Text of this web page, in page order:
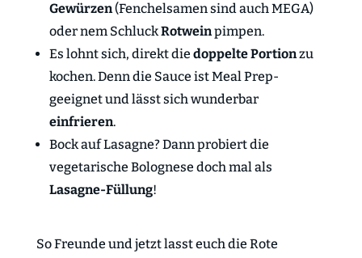
Gewürzen(Fenchelsamen sind auch MEGA)
oder nem SchluckRotweinpimpen.
Es lohnt sich, direkt die doppelte Portionzu
kochen. Denn die Sauce ist Meal Prep-
geeignet und lässt sich wunderbar
einfrieren.
Bock auf Lasagne? Dann probiert die
vegetarische Bolognese doch mal als
Lasagne-Füllung!
So Freunde und jetzt lasst euch die Rote